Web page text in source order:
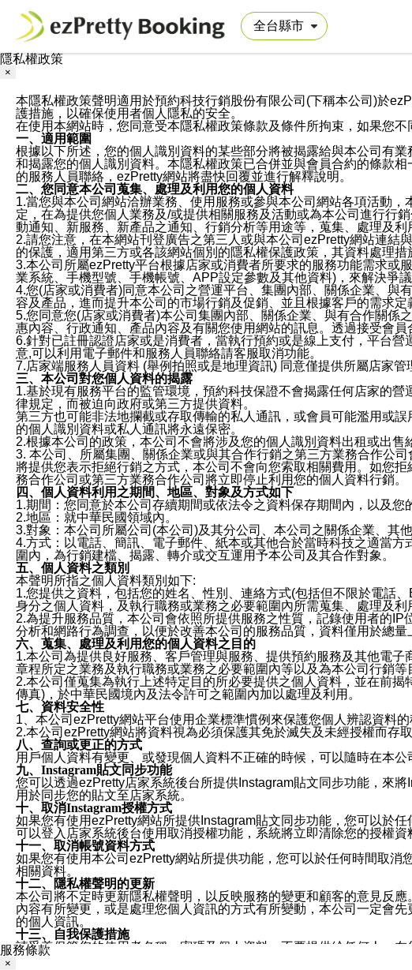
隱私權政策
×
本隱私權政策聲明適用於預約科技行銷股份有限公司(下稱本公司)於
護措施，以確保使用者個人隱私的安全。
在使用本網站時，您同意受本隱私權政策條款及條件所拘束，如果您不
一、適用範圍
根據以下所述，您的個人識別資料的某些部分將被揭露給與本公司有
和揭露您的個人識別資料。本隱私權政策已合併並與會員合約的條款
的服務人員聯絡，ezPretty網站將盡快回覆並進行解釋說明。
二、您同意本公司蒐集、處理及利用您的個人資料
1.當您與本公司網站洽辦業務、使用服務或參與本公司網站各項活動
定，在為提供您個人業務及/或提供相關服務及活動或為本公司進行行
動通知、新服務、新產品之通知、行銷分析等用途等，蒐集、處理及利
2.請您注意，在本網站刊登廣告之第三人或與本公司ezPretty網站連
的保護，適用第三方或各該網站個別的隱私權保護政策，其資料處理
3.本公司所屬ezPretty平台根據店家或消費者所要求的服務功能需求或
業系統、手機型號、手機帳號、APP設定參數及其他資料)，來解決爭
4.您(店家或消費者)同意本公司之營運平台、集團內部、關係企業、與
容及產品，進而提升本公司的市場行銷及促銷、並且根據客戶的需求
5.您同意您(店家或消費者)本公司集團內部、關係企業、與有合作關
惠內容、行政通知、產品內容及有關您使用網站的訊息。透過接受會
6.針對已註冊認證店家或是消費者，當執行預約或是線上支付，平台
意,可以利用電子郵件和服務人員聯絡請客服取消功能。
7.店家端服務人員資料 (舉例拍照或是地理資訊) 同意僅提供所屬店家
三、本公司對您個人資料的揭露
1.基於現有服務平台的監管環境，預約科技保證不會揭露任何店家的
律規定，而被迫向政府或第三方提供資料。
第三方也可能非法地攔截或存取傳輸的私人通訊，或會員可能濫用或
的個人識別資料或私人通訊將永遠保密。
2.根據本公司的政策，本公司不會將涉及您的個人識別資料出租或出售
3. 本公司、所屬集團、關係企業或與其合作行銷之第三方業務合作公
將提供您表示拒絕行銷之方式，本公司不會向您索取相關費用。如您
務合作公司或第三方業務合作公司將立即停止利用您的個人資料行銷。
四、個人資料利用之期間、地區、對象及方式如下
1.期間：您同意於本公司存續期間或依法令之資料保存期間內，以及
2.地區：就中華民國領域內。
3.對象：本公司所屬公司(本公司)及其分公司、本公司之關係企業、其
4.方式：以電話、簡訊、電子郵件、紙本或其他合於當時科技之適當
圍內，為行銷建檔、揭露、轉介或交互運用予本公司及其合作對象。
五、個人資料之類別
本聲明所指之個人資料類別如下:
1.您提供之資料，包括您的姓名、性別、連絡方式(包括但不限於電話
身分之個人資料，及執行職務或業務之必要範圍內所需蒐集、處理及利
2.為提升服務品質，本公司會依照所提供服務之性質，記錄使用者的
分析和網路行為調查，以便於改善本公司的服務品質，資料僅用於總量
六、蒐集、處理及利用您的個人資料之目的
1.本公司為提供良好服務、客戶管理與服務、提供預約服務及其他電
章程所定之業務及執行職務或業務之必要範圍內等以及為本公司行銷
2.本公司僅蒐集為執行上述特定目的所必要提供之個人資料，並在前
傳真)，於中華民國境內及法令許可之範圍內加以處理及利用。
七、資料安全性
1、本公司ezPretty網站平台使用企業標準慣例來保護您個人辨認資料
2.本公司ezPretty網站將資料視為必須保護其免於滅失及未經授權而存
八、查詢或更正的方式
用戶個人資料有變更、或發現個人資料不正確的時候，可以隨時在本
九、Instagram貼文同步功能
您可以透過ezPretty店家系統後台所提供Instagram貼文同步功能，來
用於同步您的貼文至店家系統。
十、取消Instagram授權方式
如果您有使用ezPretty網站所提供Instagram貼文同步功能，您可以於
可以登入店家系統後台使用取消授權功能，系統將立即清除您的授權
十一、取消帳號資料方式
如果您有使用本公司ezPretty網站所提供功能，您可以於任何時間取消
相關資料。
十二、隱私權聲明的更新
本公司將不定時更新隱私權聲明，以反映服務的變更和顧客的意見反
內容有所變更，或是處理您個人資訊的方式有所變動，本公司一定會
的個人資訊。
十三、自我保護措施
請妥善保管您的使用者名稱、密碼及個人資料，不要提供給任何人。
窗，以防止他人讀取您的個人資料、信件或進入所機關管理區。
服務條款
×